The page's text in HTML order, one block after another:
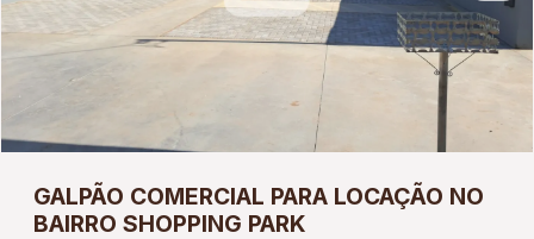
GALPÃO COMERCIAL PARA LOCAÇÃO NO
BAIRRO SHOPPING PARK